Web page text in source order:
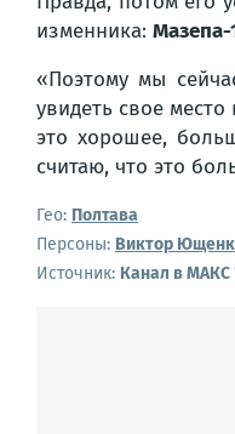
изменника: Мазепа-
«Поэтому мы
увидеть свое
это хорошее,
считаю, что это
Гео: Полтава
Персоны: Виктор
Источник: Канал в МАКС